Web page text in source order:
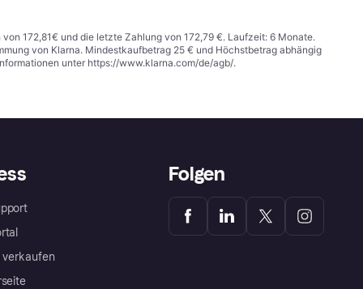
172,81€ und die letzte Zahlung von 172,79 €. Laufzeit: 6 Monate.
von Klarna. Mindestkaufbetrag 25 € und Höchstbetrag abhängig
unter https://www.klarna.com/de/agb/.
verkaufen
Folgen